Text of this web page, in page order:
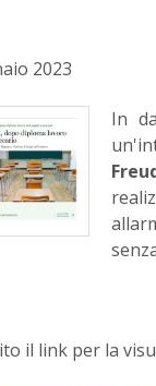
2023
In
il link per la